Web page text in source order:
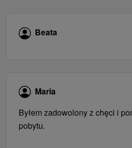
Beata
Maria
Byłem zadowolony z chęci i
pobytu.